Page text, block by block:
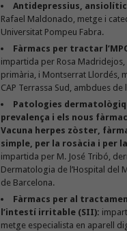
Antidepressius,
Rafael Maldonado, metge i
Universitat Pompeu Fabra.
Fàrmacs per tractar
impartida per Rosa Madridejos,
primària, i Montserrat Llordés,
CAP Terrassa Sud, ambdues de
Patologies
prevalença i els nous
Vacuna herpes zòster,
simple, per la rosàcia i per
impartida per M. José Tribó,
Dermatologia de l’Hospital del
de Barcelona.
Fàrmacs per al
l’intestí irritable (SII):
metge especialista en aparell